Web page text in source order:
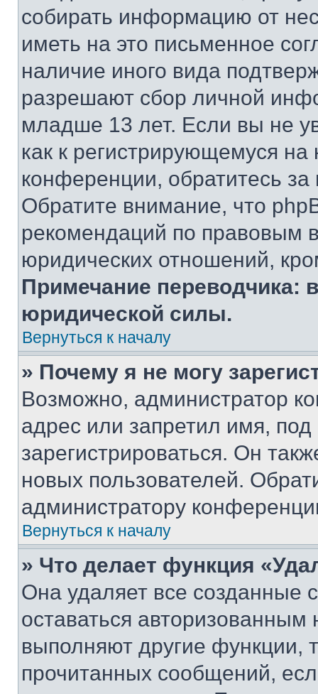
собирать информацию от
иметь на это письменное
наличие иного вида
разрешают сбор личной
младше 13 лет. Если вы не
как к регистрирующемуся
конференции, обратитесь
Обратите внимание, что
рекомендаций по правовым
юридических отношений,
Примечание переводчика:
юридической силы.
Вернуться к началу
» Почему я не могу
Возможно, администратор
адрес или запретил имя,
зарегистрироваться. Он
новых пользователей.
администратору
Вернуться к началу
» Что делает функция
Она удаляет все созданные
оставаться
выполняют другие функции,
прочитанных сообщений,